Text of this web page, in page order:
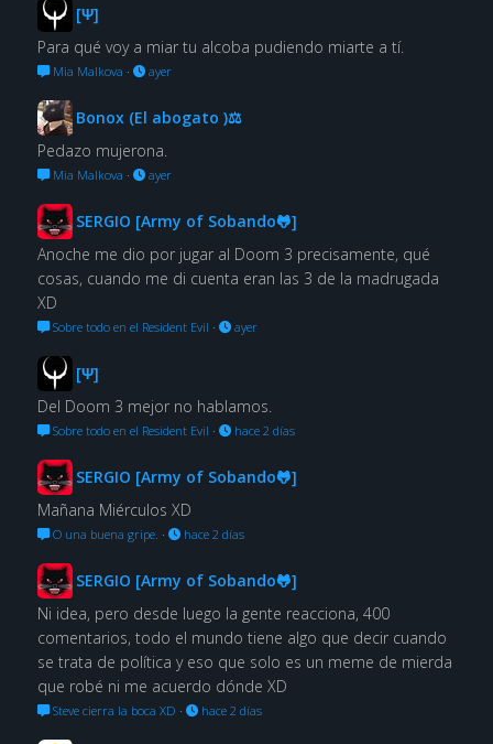
[Ψ]
Para qué voy a miar tu alcoba pudiendo miarte a tí.
Mia Malkova · ayer
Bonox (El abogato )⚖
Pedazo mujerona.
Mia Malkova · ayer
SERGIO [Army of Sobando🐸]
Anoche me dio por jugar al Doom 3 precisamente, qué
cosas, cuando me di cuenta eran las 3 de la madrugada
XD
Sobre todo en el Resident Evil · ayer
[Ψ]
Del Doom 3 mejor no hablamos.
Sobre todo en el Resident Evil · hace 2 días
SERGIO [Army of Sobando🐸]
Mañana Miérculos XD
O una buena gripe. · hace 2 días
SERGIO [Army of Sobando🐸]
Ni idea, pero desde luego la gente reacciona, 400
comentarios, todo el mundo tiene algo que decir cuando
se trata de política y eso que solo es un meme de mierda
que robé ni me acuerdo dónde XD
Steve cierra la boca XD · hace 2 días